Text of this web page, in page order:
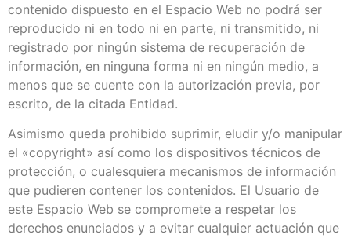
contenido dispuesto en el Espacio Web no podrá ser
reproducido ni en todo ni en parte, ni transmitido, ni
registrado por ningún sistema de recuperación de
información, en ninguna forma ni en ningún medio, a
menos que se cuente con la autorización previa, por
escrito, de la citada Entidad.
Asimismo queda prohibido suprimir, eludir y/o manipular
el «copyright» así como los dispositivos técnicos de
protección, o cualesquiera mecanismos de información
que pudieren contener los contenidos. El Usuario de
este Espacio Web se compromete a respetar los
derechos enunciados y a evitar cualquier actuación que